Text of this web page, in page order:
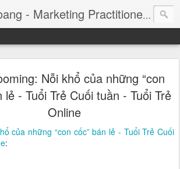
Doan Dinh Hoang - Marketing Practitioner
Nỗi khổ của những “con
lẻ - Tuổi Trẻ Cuối tuần - Tuổi Trẻ
Online
của những “con cốc” bán lẻ - Tuổi Trẻ Cuối
: